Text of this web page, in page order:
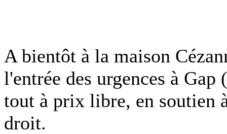
A bientôt à la maison
l'entrée des urgences à
tout à prix libre, en soutien
droit.